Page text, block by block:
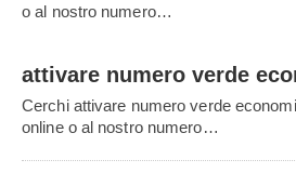
o al nostro numero…
attivare numero verde
Cerchi attivare numero verde
online o al nostro numero…